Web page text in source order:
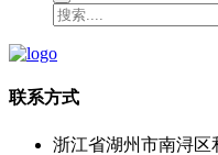
联系方式
浙江省湖州市南浔区